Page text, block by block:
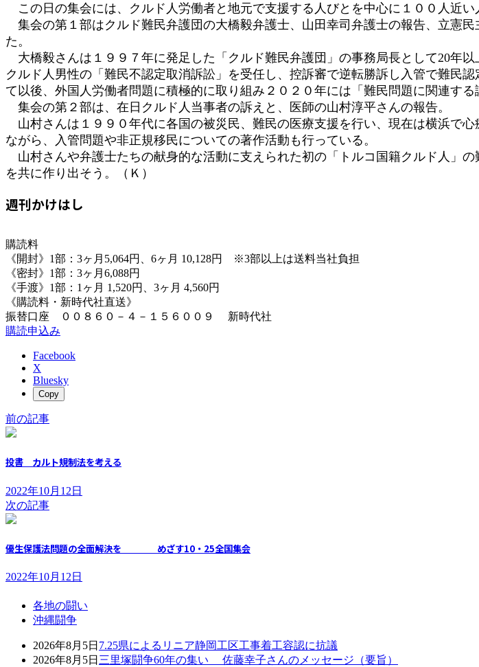
この日の集会には、クルド人労働者と地元で支援する人びとを中心に１００人近い
集会の第１部はクルド難民弁護団の大橋毅弁護士、山田幸司弁護士の報告、立憲
た。
大橋毅さんは１９９７年に発足した「クルド難民弁護団」の事務局長として20年
クルド人男性の「難民不認定取消訴訟」を受任し、控訴審で逆転勝訴し入管で難民
て以後、外国人労働者問題に積極的に取り組み２０２０年には「難民問題に関連す
集会の第２部は、在日クルド人当事者の訴えと、医師の山村淳平さんの報告。
山村さんは１９９０年代に各国の被災民、難民の医療支援を行い、現在は横浜で
ながら、入管問題や非正規移民についての著作活動も行っている。
山村さんや弁護士たちの献身的な活動に支えられた初の「トルコ国籍クルド人」
を共に作り出そう。（Ｋ）
週刊かけはし
購読料
《開封》1部：3ヶ月5,064円、6ヶ月 10,128円 ※3部以上は送料当社負担
《密封》1部：3ヶ月6,088円
《手渡》1部：1ヶ月 1,520円、3ヶ月 4,560円
《購読料・新時代社直送》
振替口座 ００８６０－４－１５６００９ 新時代社
購読申込み
Facebook
X
Bluesky
Copy
前の記事
投書 カルト規制法を考える
2022年10月12日
次の記事
優生保護法問題の全面解決を めざす10・25全国集会
2022年10月12日
各地の闘い
沖縄闘争
2026年8月5日 7.25県によるリニア静岡工区工事着工容認に抗議
2026年8月5日 三里塚闘争60年の集い 佐藤幸子さんのメッセージ（要旨）